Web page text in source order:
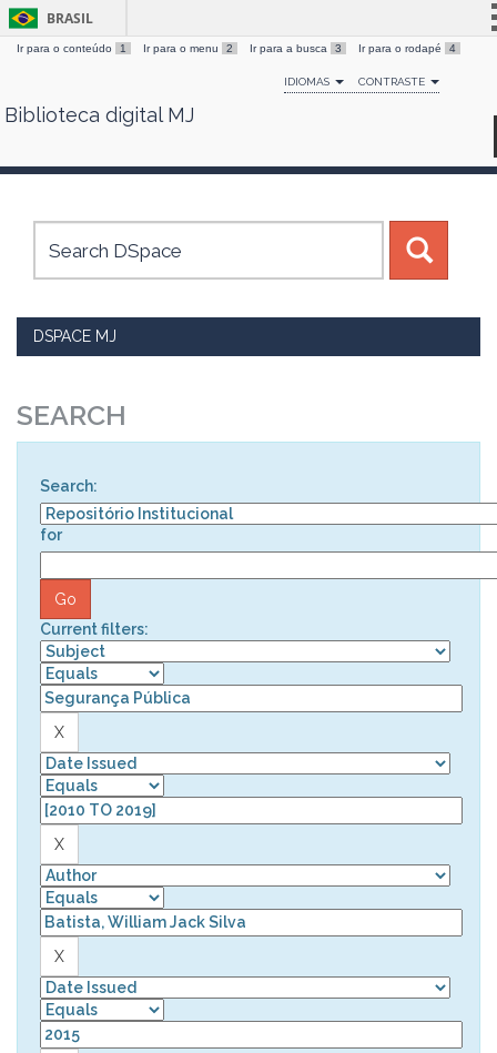
Skip
BRASIL
Simplifique!
Comunica BR
Canais
Ir para o conteúdo 1 Ir para o menu 2 Ir para a busca 3 Ir para o rodapé 4
IDIOMAS CONTRASTE
Biblioteca digital MJ
DSPACE MJ
SEARCH
Search:
for
Current filters: